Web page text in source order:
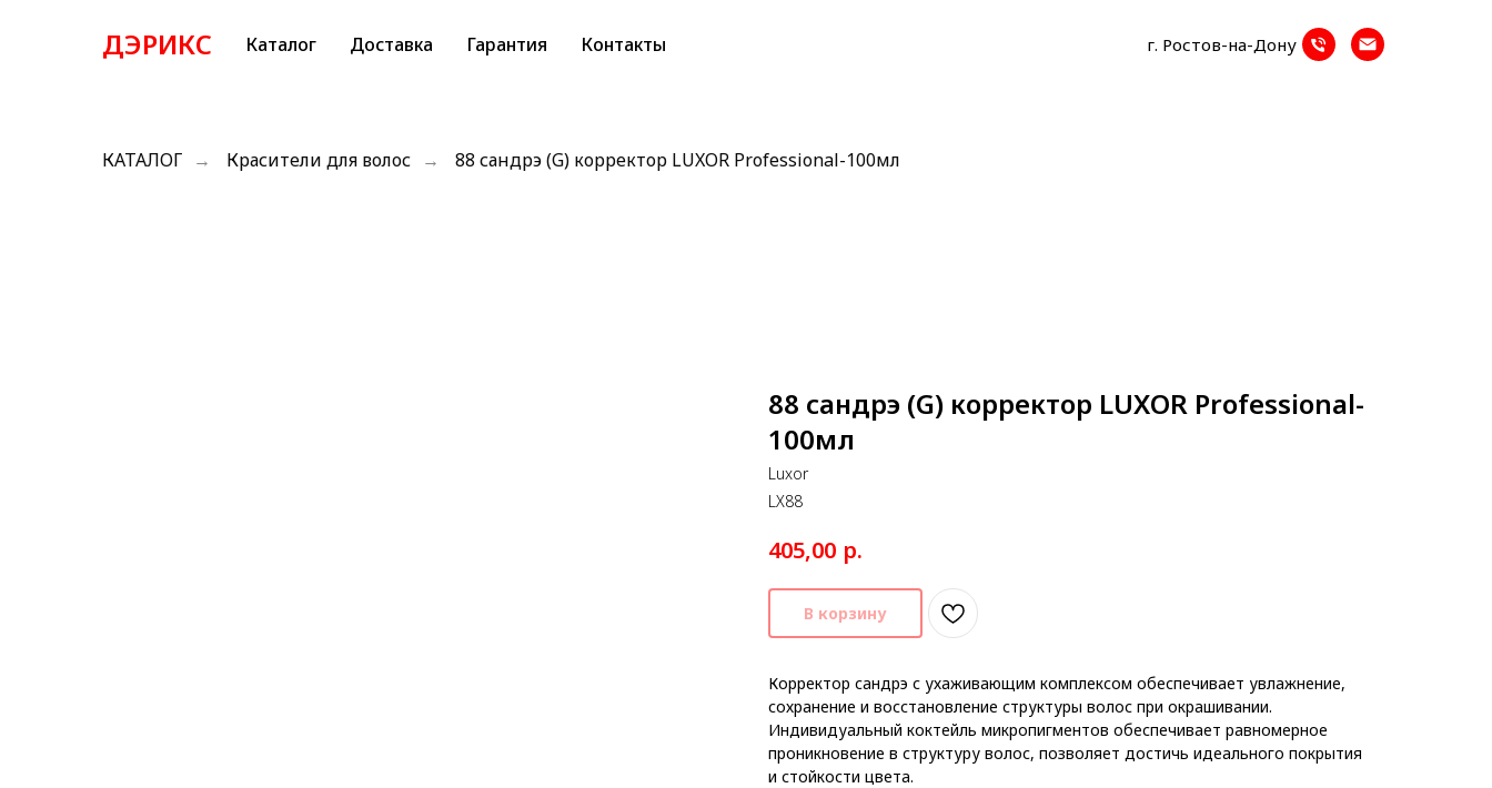
ДЭРИКС Каталог Доставка Гарантия Контакты г. Ростов-на-Дону
КАТАЛОГ → Красители для волос → 88 сандрэ (G) корректор LUXOR Professional-100мл
88 сандрэ (G) корректор LUXOR Professional-
100мл
Luxor
LX88
405,00 р.
В корзину
Корректор сандрэ с ухаживающим комплексом обеспечивает увлажнение,
сохранение и восстановление структуры волос при окрашивании.
Индивидуальный коктейль микропигментов обеспечивает равномерное
проникновение в структуру волос, позволяет достичь идеального покрытия
и стойкости цвета.